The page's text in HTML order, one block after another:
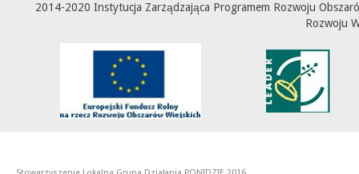
2014-2020 Instytucja Zarządzająca Programem Rozwoju
Rozwoju